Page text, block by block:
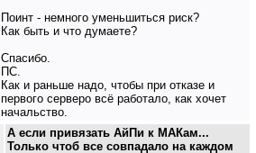
Поинт - немного уменьшиться риск?
Как быть и что думаете?
Спасибо.
ПС.
Как и раньше надо, чтобы при отказе и
первого серверо всё работало, как хочет
начальство.
А если привязать АйПи к МАКам...
Только чтоб все совпадало на каждом